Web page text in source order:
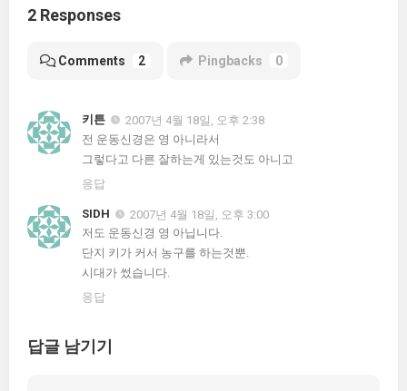
2 Responses
Comments 2 Pingbacks 0
키튼
2007년 4월 18일, 오후 2:38
전 운동신경은 영 아니라서
그렇다고 다른 잘하는게 있는것도 아니고
응답
SIDH
2007년 4월 18일, 오후 3:00
저도 운동신경 영 아닙니다.
단지 키가 커서 농구를 하는것뿐.
시대가 썼습니다.
응답
답글 남기기